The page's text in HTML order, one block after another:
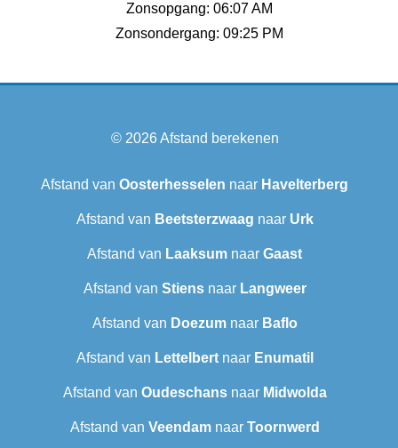
Zonsopgang: 06:07 AM
Zonsondergang: 09:25 PM
© 2026Afstand berekenen
Afstand van Oosterhesselen naar Havelterberg
Afstand van Beetsterzwaag naar Urk
Afstand van Laaksum naar Gaast
Afstand van Stiensnaar Langweer‎
Afstand van Doezumnaar Baflo
Afstand van Lettelbertnaar Enumatil
Afstand van Oudeschansnaar Midwolda
Afstand van Veendamnaar Toornwerd